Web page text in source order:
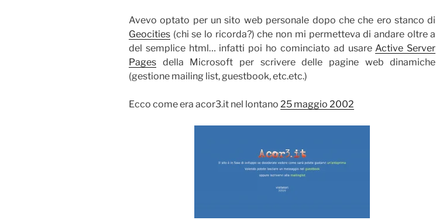
Avevo optato per un sito web personale dopo che che ero stanco di
Geocities (chi se lo ricorda?) che non mi permetteva di andare oltre a
del semplice html… infatti poi ho cominciato ad usareActive Server
Pages della Microsoft per scrivere delle pagine web dinamiche
(gestione mailing list, guestbook, etc.etc.)
Ecco come era acor3.it nel lontano 25 maggio 2002